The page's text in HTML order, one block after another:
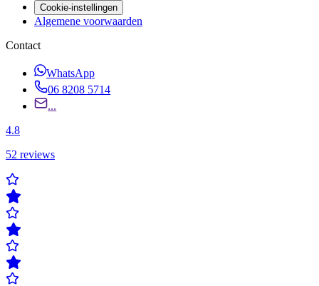
Cookie-instellingen
Algemene voorwaarden
Contact
WhatsApp
06 8208 5714
...
4.8
52 reviews